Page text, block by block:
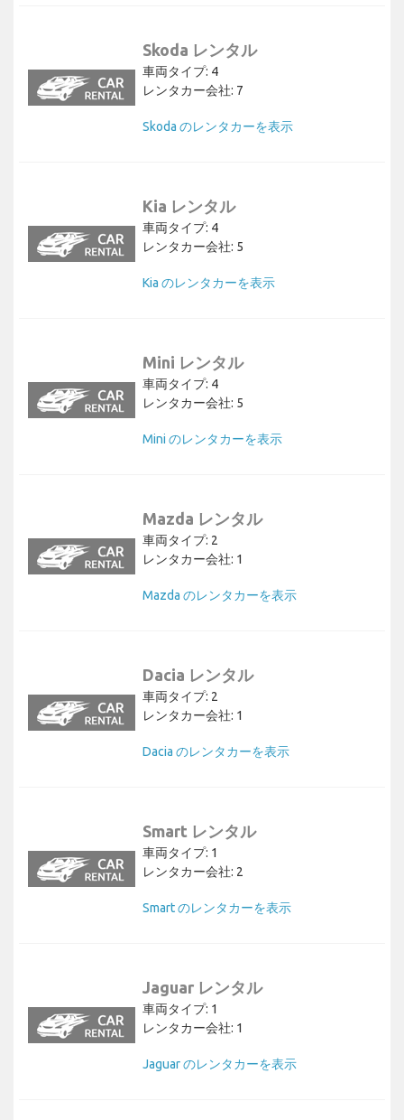
Skoda レンタル
車両タイプ: 4
レンタカー会社: 7
Skoda のレンタカーを表示
Kia レンタル
車両タイプ: 4
レンタカー会社: 5
Kia のレンタカーを表示
Mini レンタル
車両タイプ: 4
レンタカー会社: 5
Mini のレンタカーを表示
Mazda レンタル
車両タイプ: 2
レンタカー会社: 1
Mazda のレンタカーを表示
Dacia レンタル
車両タイプ: 2
レンタカー会社: 1
Dacia のレンタカーを表示
Smart レンタル
車両タイプ: 1
レンタカー会社: 2
Smart のレンタカーを表示
Jaguar レンタル
車両タイプ: 1
レンタカー会社: 1
Jaguar のレンタカーを表示